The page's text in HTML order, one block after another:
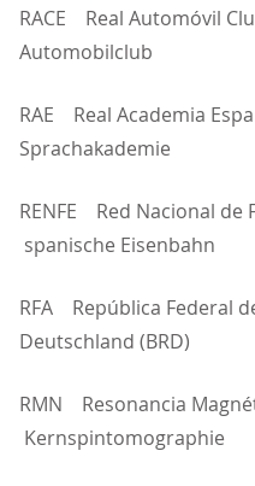
RACE Real Automóvil
Automobilclub
RAE Real Academia
Sprachakademie
RENFE Red Nacional de
spanische Eisenbahn
RFA República Federal
Deutschland (BRD)
RMN Resonancia
Kernspintomographie